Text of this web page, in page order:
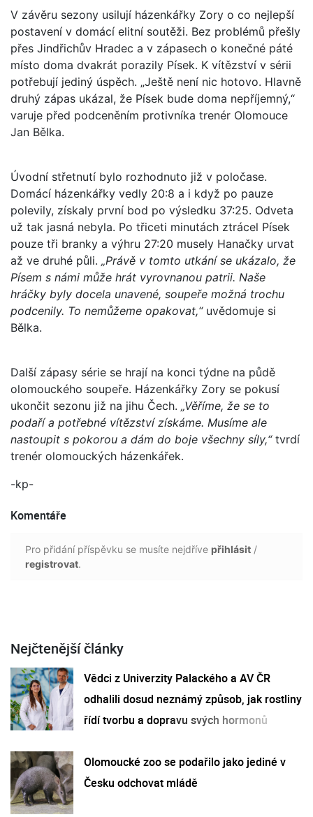
V závěru sezony usilují házenkářky Zory o co nejlepší
postavení v domácí elitní soutěži. Bez problémů přešly
přes Jindřichův Hradec a v zápasech o konečné páté
místo doma dvakrát porazily Písek. K vítězství v sérii
potřebují jediný úspěch. „Ještě není nic hotovo. Hlavně
druhý zápas ukázal, že Písek bude doma nepříjemný,“
varuje před podceněním protivníka trenér Olomouce
Jan Bělka.
Úvodní střetnutí bylo rozhodnuto již v poločase.
Domácí házenkářky vedly 20:8 a i když po pauze
polevily, získaly první bod po výsledku 37:25. Odveta
už tak jasná nebyla. Po třiceti minutách ztrácel Písek
pouze tři branky a výhru 27:20 musely Hanačky urvat
až ve druhé půli. „Právě v tomto utkání se ukázalo, že
Písem s námi může hrát vyrovnanou patrii. Naše
hráčky byly docela unavené, soupeře možná trochu
podcenily. To nemůžeme opakovat,“uvědomuje si
Bělka.
Další zápasy série se hrají na konci týdne na půdě
olomouckého soupeře. Házenkářky Zory se pokusí
ukončit sezonu již na jihu Čech. „Věříme, že se to
podaří a potřebné vítězství získáme. Musíme ale
nastoupit s pokorou a dám do boje všechny síly,“tvrdí
trenér olomouckých házenkářek.
-kp-
Komentáře
Pro přidání příspěvku se musíte nejdříve přihlásit /
registrovat.
Nejčtenější články
Vědci z Univerzity Palackého a AV ČR
odhalili dosud neznámý způsob, jak rostliny
řídí tvorbu a dopravu svých hormonů
Olomoucké zoo se podařilo jako jediné v
Česku odchovat mládě